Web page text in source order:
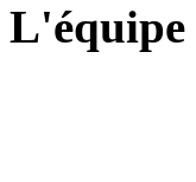
L'équipe